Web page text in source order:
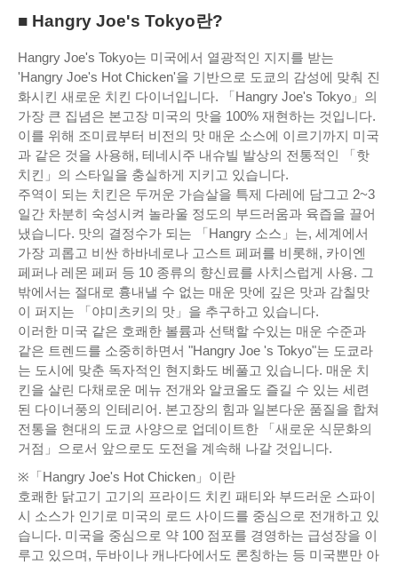
■ Hangry Joe's Tokyo란?
Hangry Joe's Tokyo는 미국에서 열광적인 지지를 받는
'Hangry Joe's Hot Chicken'을 기반으로 도쿄의 감성에 맞춰 진
화시킨 새로운 치킨 다이너입니다. 「Hangry Joe's Tokyo」의
가장 큰 집념은 본고장 미국의 맛을 100% 재현하는 것입니다.
이를 위해 조미료부터 비전의 맛 매운 소스에 이르기까지 미국
과 같은 것을 사용해, 테네시주 내슈빌 발상의 전통적인 「핫
치킨」의 스타일을 충실하게 지키고 있습니다.
주역이 되는 치킨은 두꺼운 가슴살을 특제 다레에 담그고 2~3
일간 차분히 숙성시켜 놀라울 정도의 부드러움과 육즙을 끌어
냈습니다. 맛의 결정수가 되는 「Hangry 소스」는, 세계에서
가장 괴롭고 비싼 하바네로나 고스트 페퍼를 비롯해, 카이엔
페퍼나 레몬 페퍼 등 10 종류의 향신료를 사치스럽게 사용. 그
밖에서는 절대로 흉내낼 수 없는 매운 맛에 깊은 맛과 감칠맛
이 퍼지는 「야미츠키의 맛」을 추구하고 있습니다.
이러한 미국 같은 호쾌한 볼륨과 선택할 수있는 매운 수준과
같은 트렌드를 소중히하면서 "Hangry Joe 's Tokyo"는 도쿄라
는 도시에 맞춘 독자적인 현지화도 베풀고 있습니다. 매운 치
킨을 살린 다채로운 메뉴 전개와 알코올도 즐길 수 있는 세련
된 다이너풍의 인테리어. 본고장의 힘과 일본다운 품질을 합쳐
전통을 현대의 도쿄 사양으로 업데이트한 「새로운 식문화의
거점」으로서 앞으로도 도전을 계속해 나갈 것입니다.
※「Hangry Joe's Hot Chicken」이란
호쾌한 닭고기 고기의 프라이드 치킨 패티와 부드러운 스파이
시 소스가 인기로 미국의 로드 사이드를 중심으로 전개하고 있
습니다. 미국을 중심으로 약 100 점포를 경영하는 급성장을 이
루고 있으며, 두바이나 캐나다에서도 론칭하는 등 미국뿐만 아